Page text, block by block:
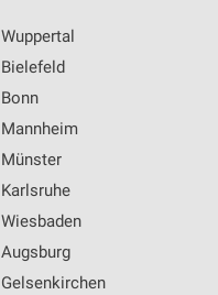
Wuppertal
Bielefeld
Bonn
Mannheim
Münster
Karlsruhe
Wiesbaden
Augsburg
Gelsenkirchen